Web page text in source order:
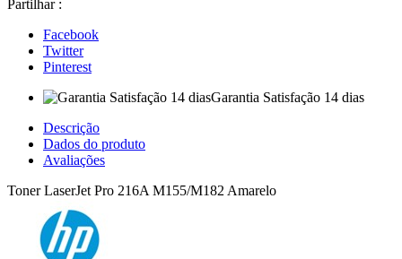
Partilhar :
Facebook
Twitter
Pinterest
Garantia Satisfação 14 dias
Descrição
Dados do produto
Avaliações
Toner LaserJet Pro 216A M155/M182 Amarelo